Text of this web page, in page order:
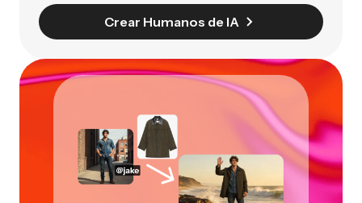
Crear Humanos de IA